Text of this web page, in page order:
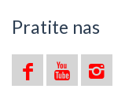
Pratite nas